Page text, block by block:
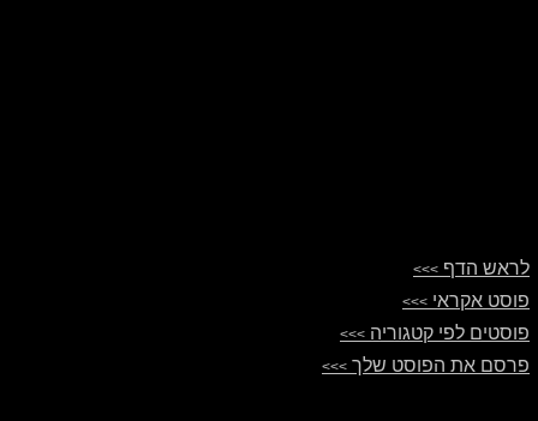
לראש הדף >>>
פוסט אקראי >>>
פוסטים לפי קטגוריה >>>
פרסם את הפוסט שלך >>>